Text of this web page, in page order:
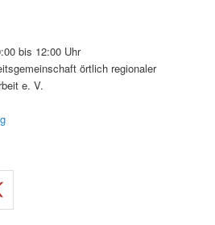
bis 12:00 Uhr
örtlich regionaler
e. V.